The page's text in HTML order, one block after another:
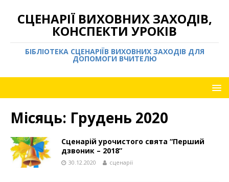
СЦЕНАРІЇ ВИХОВНИХ ЗАХОДІВ,
КОНСПЕКТИ УРОКІВ
БІБЛІОТЕКА СЦЕНАРІЇВ ВИХОВНИХ ЗАХОДІВ ДЛЯ
ДОПОМОГИ ВЧИТЕЛЮ
Місяць: Грудень 2020
Сценарій урочистого свята “Перший
дзвоник – 2018”
30.12.2020 сценарії